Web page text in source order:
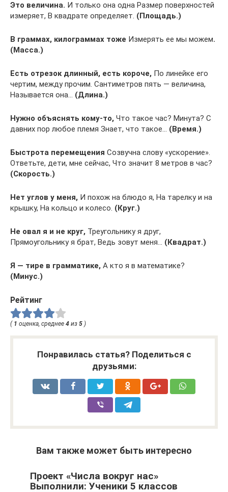
Это величина. И только она одна Размер поверхностей
измеряет, В квадрате определяет. (Площадь.)
В граммах, килограммах тоже Измерять ее мы можем.
(Масса.)
Есть отрезок длинный, есть короче, По линейке его
чертим, между прочим. Сантиметров пять — величина,
Называется она… (Длина.)
Нужно объяснять кому-то, Что такое час? Минута? С
давних пор любое племя Знает, что такое… (Время.)
Быстрота перемещения Созвучна слову «ускорение».
Ответьте, дети, мне сейчас, Что значит 8 метров в час?
(Скорость.)
Нет углов у меня, И похож на блюдо я, На тарелку и на
крышку, На кольцо и колесо. (Круг.)
Не овал я и не круг, Треугольнику я друг,
Прямоугольнику я брат, Ведь зовут меня… (Квадрат.)
Я — тире в грамматике, А кто я в математике?
(Минус.)
Рейтинг
( 1 оценка, среднее 4 из 5 )
Понравилась статья? Поделиться с
друзьями:
Вам также может быть интересно
Проект «Числа вокруг нас»
Выполнили: Ученики 5 классов